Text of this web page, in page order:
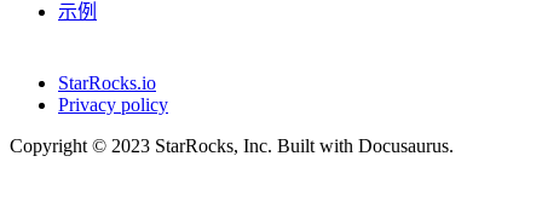
示例
StarRocks.io
Privacy policy
Copyright © 2023 StarRocks, Inc. Built with Docusaurus.